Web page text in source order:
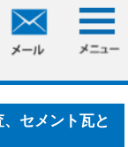
ト瓦の調査、セ
セメント瓦と